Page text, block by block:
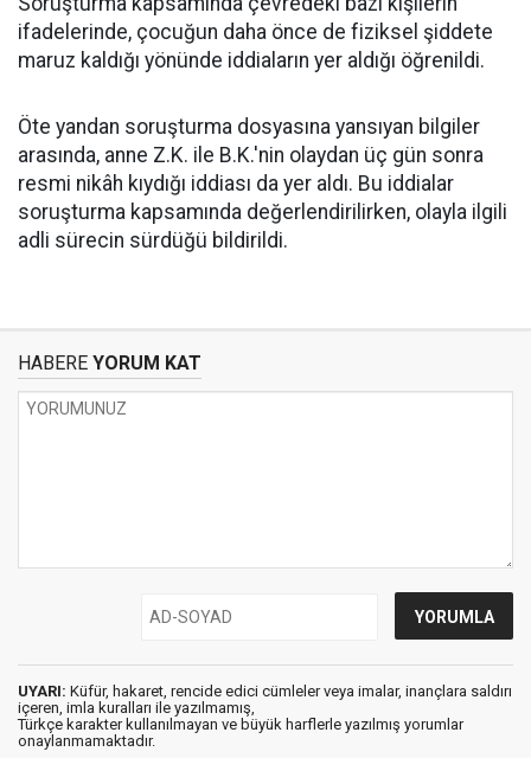
ifadelerinde, çocuğun daha önce de fiziksel şiddete
maruz kaldığı yönünde iddiaların yer aldığı öğrenildi.
Öte yandan soruşturma dosyasına yansıyan bilgiler
arasında, anne Z.K. ile B.K.'nin olaydan üç gün sonra
resmi nikâh kıydığı iddiası da yer aldı. Bu iddialar
soruşturma kapsamında değerlendirilirken, olayla ilgili
adli sürecin sürdüğü bildirildi.
HABERE YORUM KAT
UYARI: Küfür, hakaret, rencide edici cümleler veya imalar, inançlara saldırı
içeren, imla kuralları ile yazılmamış,
Türkçe karakter kullanılmayan ve büyük harflerle yazılmış yorumlar
onaylanmamaktadır.